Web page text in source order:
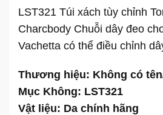
LST321 Túi xách tùy chỉnh
Charcbody Chuỗi dây đeo
Vachetta có thể điều chỉnh
Thương hiệu: Không có
Mục Không: LST321
Vật liệu: Da chính hãng